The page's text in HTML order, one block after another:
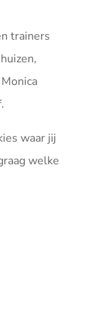
trainers
waar jij
welke